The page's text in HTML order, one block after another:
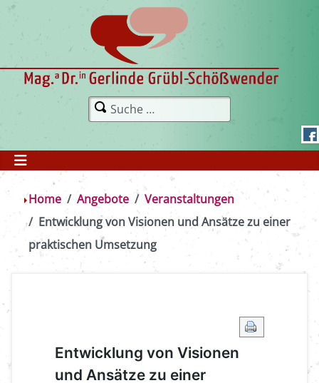
Home Angebote
Veranstaltungen
Entwicklung von Visionen und Ansätze zu einer
praktischen Umsetzung
Entwicklung von Visionen
und Ansätze zu einer